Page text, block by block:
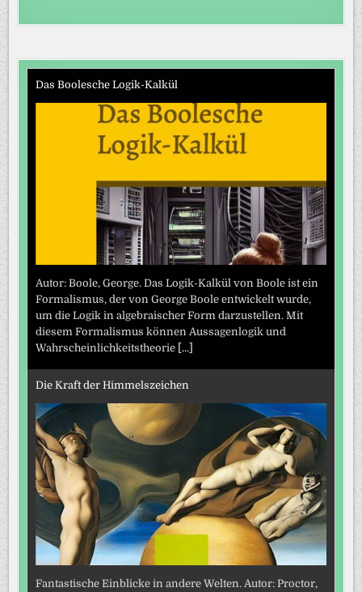
Das Boolesche Logik-Kalkül
Autor: Boole, George. Das Logik-Kalkül von Boole ist ein
Formalismus, der von George Boole entwickelt wurde,
um die Logik in algebraischer Form darzustellen. Mit
diesem Formalismus können Aussagenlogik und
Wahrscheinlichkeitstheorie [...]
Die Kraft der Himmelszeichen
Fantastische Einblicke in andere Welten. Autor: Proctor,